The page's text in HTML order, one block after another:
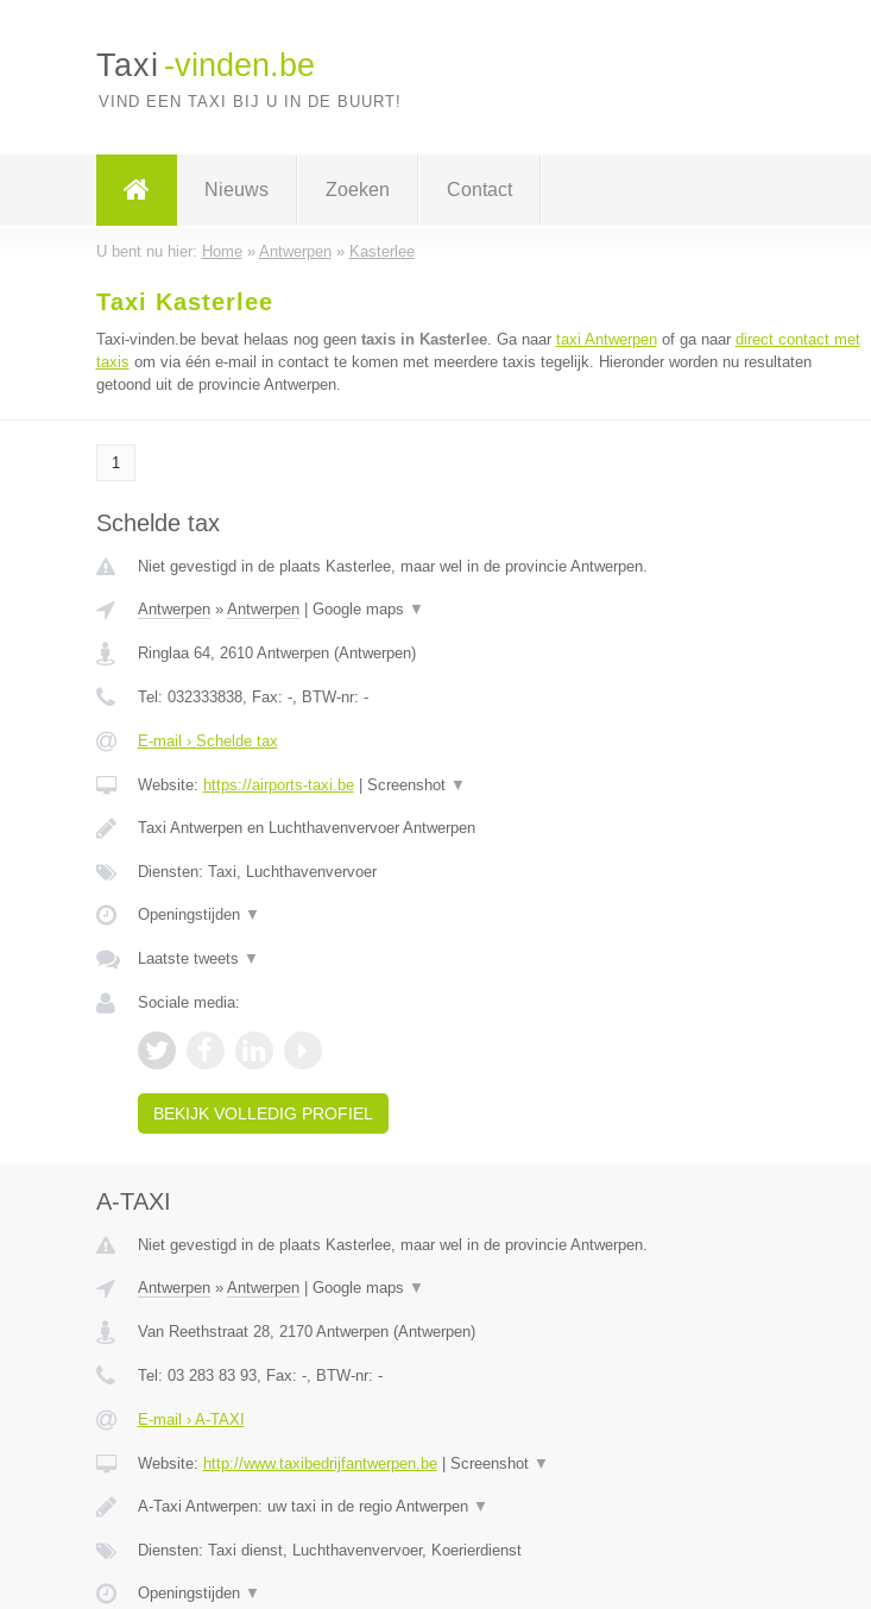
Taxi -vinden.be
VIND EEN TAXI BIJ U IN DE BUURT!
Nieuws Zoeken Contact
U bent nu hier: Home» Antwerpen» Kasterlee
Taxi Kasterlee
Taxi-vinden.be bevat helaas nog geen taxis in Kasterlee. Ga naar taxi Antwerpenof ga naar direct contact met
taxis om via één e-mail in contact te komen met meerdere taxis tegelijk. Hieronder worden nu resultaten
getoond uit de provincie Antwerpen.
1
Schelde tax
Niet gevestigd in de plaats Kasterlee, maar wel in de provincie Antwerpen.
Antwerpen» Antwerpen| Google maps ▼
Ringlaa 64, 2610 Antwerpen(Antwerpen)
Tel: 032333838, Fax: -, BTW-nr: -
E-mail › Schelde tax
Website: https://airports-taxi.be| Screenshot ▼
Taxi Antwerpen en Luchthavenvervoer Antwerpen
Diensten: Taxi, Luchthavenvervoer
Openingstijden ▼
Laatste tweets ▼
Sociale media:
BEKIJK VOLLEDIG PROFIEL
A-TAXI
Niet gevestigd in de plaats Kasterlee, maar wel in de provincie Antwerpen.
Antwerpen» Antwerpen| Google maps ▼
Van Reethstraat 28, 2170 Antwerpen(Antwerpen)
Tel: 03 283 83 93, Fax: -, BTW-nr: -
E-mail › A-TAXI
Website: http://www.taxibedrijfantwerpen.be| Screenshot ▼
A-Taxi Antwerpen: uw taxi in de regio Antwerpen ▼
Diensten: Taxi dienst, Luchthavenvervoer, Koerierdienst
Openingstijden ▼